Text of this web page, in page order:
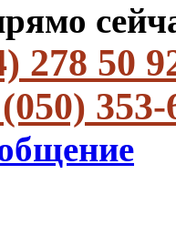
278 50
353-